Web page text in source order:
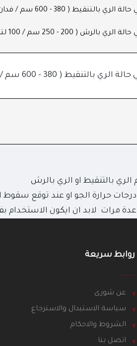
الري بالتنقيط ( 380 - 600 سم / فدان )
الري بالرش ( 200 - 250 سم / 100 لتر ماء )
الري بالتنقيط ( 380 - 600 سم / فدان )
بالتنقيط او الري بالرش
درجات حرارة الجو او عند توقع سقوط
ان ايكون الاستخدام بفاصل 8-12 يوم بين كل
روابط سريعة
عن شورى
سياسة الاستبدال والاسترجاع
الشروط والاحكام
اتصل بنا